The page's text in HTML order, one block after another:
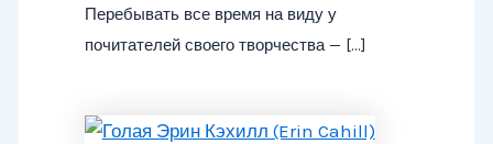
Перебывать все время на виду у
почитателей своего творчества — […]